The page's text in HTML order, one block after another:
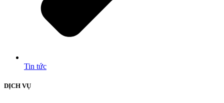
Tin tức
DỊCH VỤ